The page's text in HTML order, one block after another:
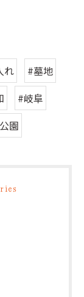
れ
#墓地
#岐阜
園